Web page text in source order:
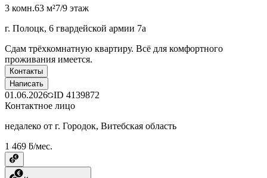
3 комн.63 м²7/9 этаж
г. Полоцк, 6 гвардейской армии 7а
Сдам трёхкомнатную квартиру. Всё для комфортного
проживания имеется.
Контакты
Написать
01.06.2026 ID 4139872
Контактное лицо
недалеко от г. Городок, Витебская область
1 469 ƃ/мес.